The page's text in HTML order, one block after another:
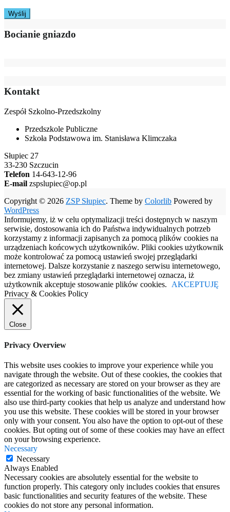
Bocianie gniazdo
Kontakt
Zespół Szkolno-Przedszkolny
Przedszkole Publiczne
Szkoła Podstawowa im. Stanisława Klimczaka
Słupiec 27
33-230 Szczucin
Telefon 14-643-12-96
E-mail zspslupiec@op.pl
Copyright © 2026 ZSP Słupiec. Theme by Colorlib Powered by
WordPress
Informujemy, iż w celu optymalizacji treści dostępnych w naszym
serwisie, dostosowania ich do Państwa indywidualnych potrzeb
korzystamy z informacji zapisanych za pomocą plików cookies na
urządzeniach końcowych użytkowników. Pliki cookies użytkownik
może kontrolować za pomocą ustawień swojej przeglądarki
internetowej. Dalsze korzystanie z naszego serwisu internetowego,
bez zmiany ustawień przeglądarki internetowej oznacza, iż
użytkownik akceptuje stosowanie plików cookies.
AKCEPTUJĘ
Privacy & Cookies Policy
Close
Privacy Overview
This website uses cookies to improve your experience while you
navigate through the website. Out of these cookies, the cookies that
are categorized as necessary are stored on your browser as they are
essential for the working of basic functionalities of the website. We
also use third-party cookies that help us analyze and understand how
you use this website. These cookies will be stored in your browser
only with your consent. You also have the option to opt-out of these
cookies. But opting out of some of these cookies may have an effect
on your browsing experience.
Necessary
Necessary
Always Enabled
Necessary cookies are absolutely essential for the website to
function properly. This category only includes cookies that ensures
basic functionalities and security features of the website. These
cookies do not store any personal information.